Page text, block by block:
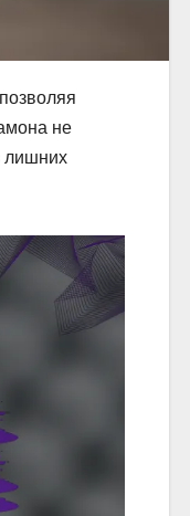
не
лишних